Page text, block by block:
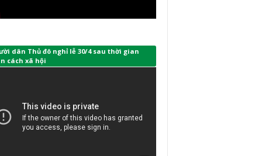
dân Thủ đô nghỉ lễ 30/4 sau thời gian
cách xã hội